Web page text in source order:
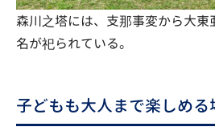
森川之塔には、支那事変から大東
名が祀られている。
子どもも大人まで楽しめる